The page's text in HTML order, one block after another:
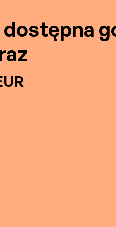
dostępna